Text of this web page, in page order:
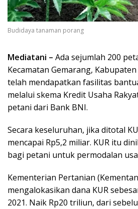
Budidaya tanaman porang
Mediatani – Ada sejumlah 200
Kecamatan Gemarang,
telah mendapatkan fasilitas
melalui skema Kredit Usaha
petani dari Bank BNI.
Secara keseluruhan, jika ditotal
mencapai Rp5,2 miliar. KUR itu
bagi petani untuk permodalan
Kementerian Pertanian
mengalokasikan dana KUR
2021. Naik Rp20 triliun, dari